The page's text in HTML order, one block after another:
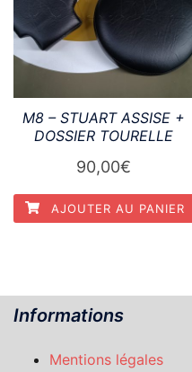
M8 – STUART ASSISE +
DOSSIER TOURELLE
90,00€
AJOUTER AU PANIER
Informations
Mentions légales